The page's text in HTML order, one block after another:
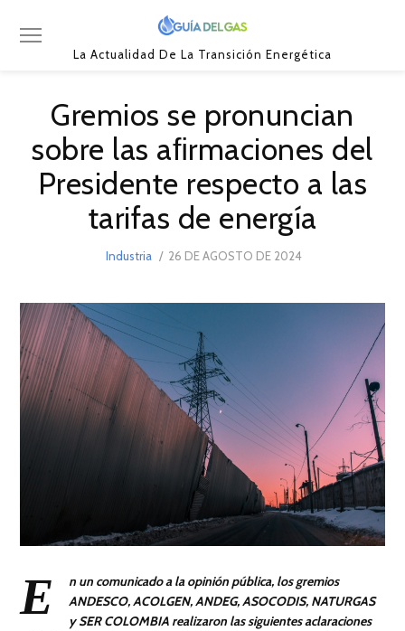
La Actualidad De La Transición Energética
Gremios se pronuncian
sobre las aﬁrmaciones del
Presidente respecto a las
tarifas de energía
Industria
POSTED
26 DE AGOSTO DE 2024
E
n un comunicado a la opinión pública, los gremios
ANDESCO, ACOLGEN, ANDEG, ASOCODIS, NATURGAS
y SER COLOMBIA realizaron las siguientes aclaraciones